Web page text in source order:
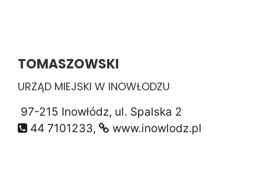
TOMASZOWSKI
URZĄD MIEJSKI W INOWŁODZU
97-215 Inowłódz, ul. Spalska 2
44 7101233,
www.inowlodz.pl